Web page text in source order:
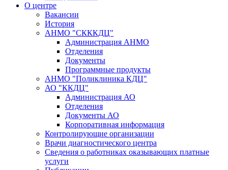
О центре
Вакансии
История
АНМО "СКККДЦ"
Администрация АНМО
Отделения
Документы
Программные продукты
АНМО "Поликлиника КДЦ"
АО "ККДЦ"
Администрация АО
Отделения
Документы АО
Корпоративная информация
Контролирующие организации
Врачи диагностического центра
Сведения о работниках оказывающих платные
услуги